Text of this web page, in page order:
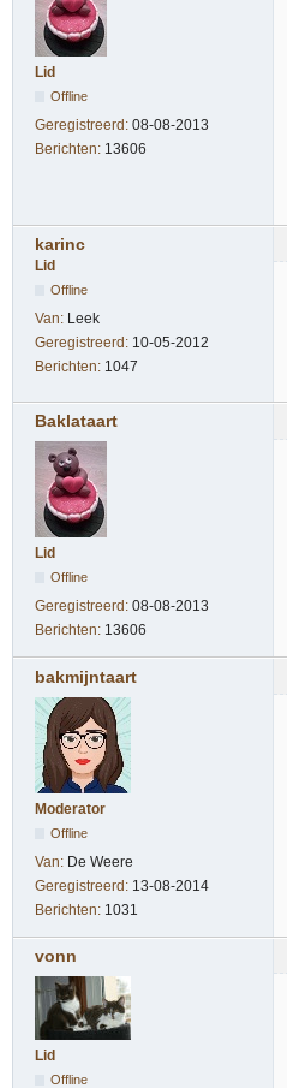
Lid
Offline
Geregistreerd: 08-08-2013
Berichten: 13606
karinc
Lid
Offline
Van: Leek
Geregistreerd: 10-05-2012
Berichten: 1047
Baklataart
Lid
Offline
Geregistreerd: 08-08-2013
Berichten: 13606
bakmijntaart
Moderator
Offline
Van: De Weere
Geregistreerd: 13-08-2014
Berichten: 1031
vonn
Lid
Offline